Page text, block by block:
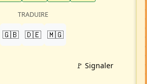
TRADUIRE
🇬🇧 🇩🇪 🇲🇬
🚩 Signaler